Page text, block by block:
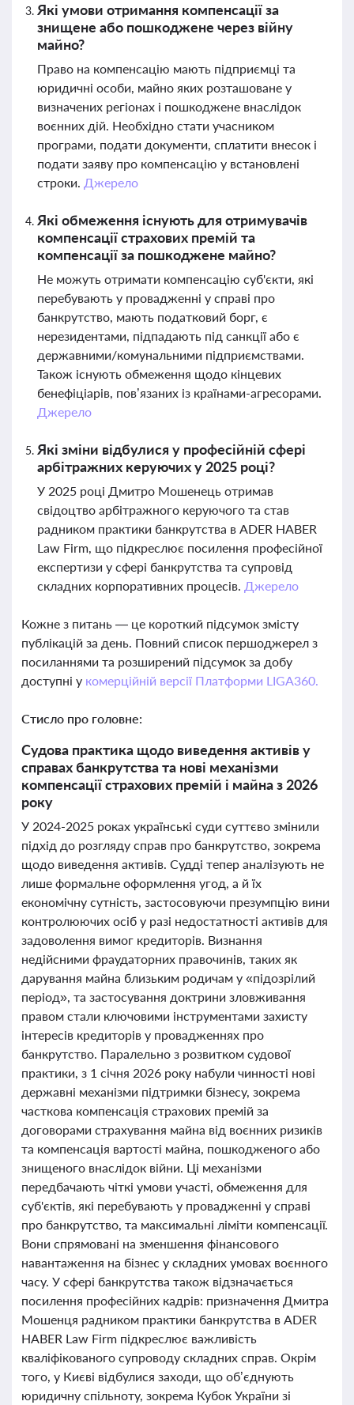
Які умови отримання компенсації за
знищене або пошкоджене через війну
майно?
Право на компенсацію мають підприємці та
юридичні особи, майно яких розташоване у
визначених регіонах і пошкоджене внаслідок
воєнних дій. Необхідно стати учасником
програми, подати документи, сплатити внесок і
подати заяву про компенсацію у встановлені
строки. Джерело
Які обмеження існують для отримувачів
компенсації страхових премій та
компенсації за пошкоджене майно?
Не можуть отримати компенсацію суб'єкти, які
перебувають у провадженні у справі про
банкрутство, мають податковий борг, є
нерезидентами, підпадають під санкції або є
державними/комунальними підприємствами.
Також існують обмеження щодо кінцевих
бенефіціарів, пов’язаних із країнами-агресорами.
Джерело
Які зміни відбулися у професійній сфері
арбітражних керуючих у 2025 році?
У 2025 році Дмитро Мошенець отримав
свідоцтво арбітражного керуючого та став
радником практики банкрутства в ADER HABER
Law Firm, що підкреслює посилення професійної
експертизи у сфері банкрутства та супровід
складних корпоративних процесів. Джерело
Кожне з питань — це короткий підсумок змісту
публікацій за день. Повний список першоджерел з
посиланнями та розширений підсумок за добу
доступні у комерційній версії Платформи LIGA360.
Стисло про головне:
Судова практика щодо виведення активів у
справах банкрутства та нові механізми
компенсації страхових премій і майна з 2026
року
У 2024-2025 роках українські суди суттєво змінили
підхід до розгляду справ про банкрутство, зокрема
щодо виведення активів. Судді тепер аналізують не
лише формальне оформлення угод, а й їх
економічну сутність, застосовуючи презумпцію вини
контролюючих осіб у разі недостатності активів для
задоволення вимог кредиторів. Визнання
недійсними фраудаторних правочинів, таких як
дарування майна близьким родичам у «підозрілий
період», та застосування доктрини зловживання
правом стали ключовими інструментами захисту
інтересів кредиторів у провадженнях про
банкрутство. Паралельно з розвитком судової
практики, з 1 січня 2026 року набули чинності нові
державні механізми підтримки бізнесу, зокрема
часткова компенсація страхових премій за
договорами страхування майна від воєнних ризиків
та компенсація вартості майна, пошкодженого або
знищеного внаслідок війни. Ці механізми
передбачають чіткі умови участі, обмеження для
суб'єктів, які перебувають у провадженні у справі
про банкрутство, та максимальні ліміти компенсації.
Вони спрямовані на зменшення фінансового
навантаження на бізнес у складних умовах воєнного
часу. У сфері банкрутства також відзначається
посилення професійних кадрів: призначення Дмитра
Мошенця радником практики банкрутства в ADER
HABER Law Firm підкреслює важливість
кваліфікованого супроводу складних справ. Окрім
того, у Києві відбулися заходи, що об’єднують
юридичну спільноту, зокрема Кубок України зі